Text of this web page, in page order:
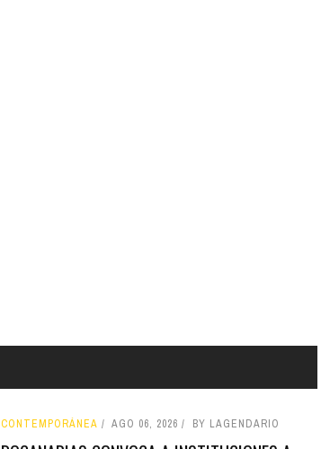
CONTEMPORÁNEA AGO 06, 2026 BY LAGENDARIO